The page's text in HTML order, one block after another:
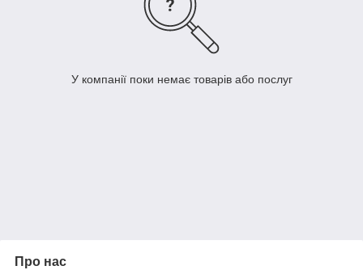
У компанії поки немає товарів або послуг
Про нас